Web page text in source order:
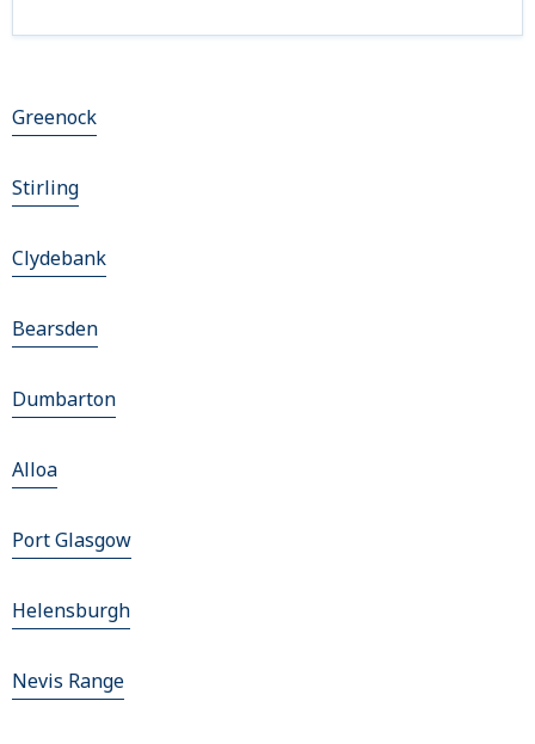
Greenock
Stirling
Clydebank
Bearsden
Dumbarton
Alloa
Port Glasgow
Helensburgh
Nevis Range